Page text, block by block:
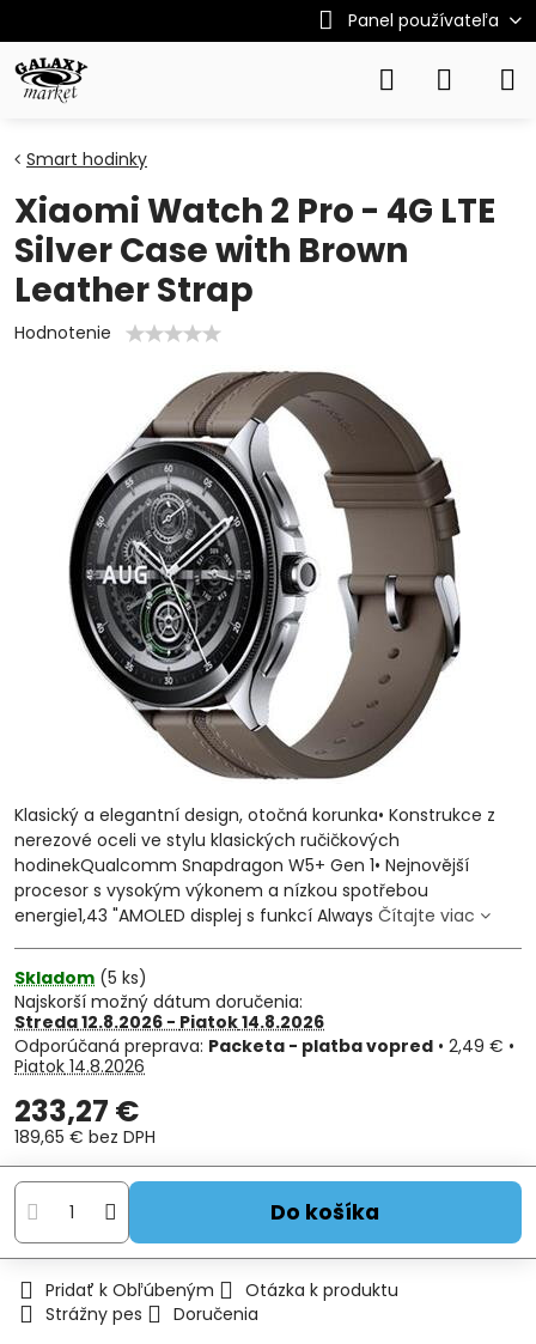
Panel používateľa
Smart hodinky
Xiaomi Watch 2 Pro - 4G LTE
Silver Case with Brown
Leather Strap
Hodnotenie
Klasický a elegantní design, otočná korunka• Konstrukce z
nerezové oceli ve stylu klasických ručičkových
hodinekQualcomm Snapdragon W5+ Gen 1• Nejnovější
procesor s vysokým výkonem a nízkou spotřebou
energie1,43 "AMOLED displej s funkcí Always Čítajte viac
Skladom (5 ks)
Najskorší možný dátum doručenia:
Streda12.8.2026 −Piatok14.8.2026
Packeta - platba vopred • 2,49 € •
Piatok14.8.2026
233,27 €
189,65 € bez DPH
Do košíka
Pridať k Obľúbeným
Otázka k produktu
Strážny pes
Doručenia